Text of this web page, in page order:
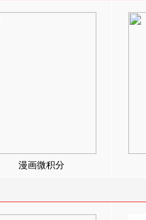
漫画微积分